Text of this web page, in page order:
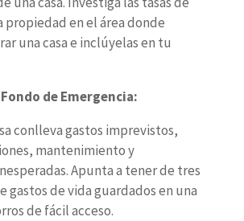
propiedad en el área donde
una casa e inclúyelas en tu
de Emergencia:
conlleva gastos imprevistos,
mantenimiento y
Apunta a tener de tres
gastos de vida guardados en una
de fácil acceso.